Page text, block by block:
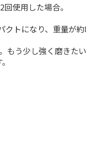
使用した場合。
クトになり、重量
う少し強く磨きた